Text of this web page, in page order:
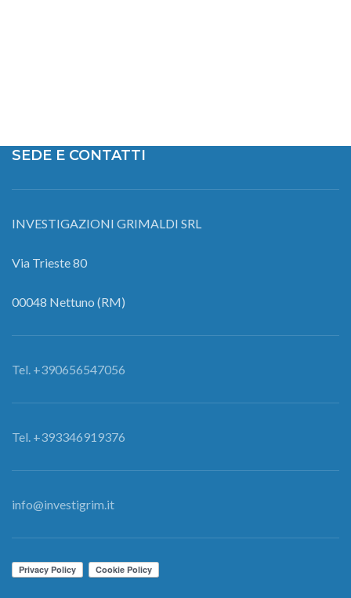
SEDE E CONTATTI
INVESTIGAZIONI GRIMALDI SRL
Via Trieste 80
00048 Nettuno (RM)
Tel. +390656547056
Tel. +393346919376
info@investigrim.it